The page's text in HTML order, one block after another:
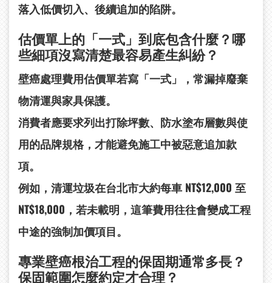
落入低價切入、後續追加的陷阱。
估價單上的「一式」到底包含什麼？哪
些細項沒寫清楚最容易產生糾紛？
壁癌處理費用估價單若寫「一式」，常漏掉廢棄
物清運與家具保護。
消費者應要求列出打除坪數、防水塗布層數與使
用的品牌規格，才能避免施工中被惡意追加款
項。
例如，清運垃圾在台北市大約每車 NT$12,000 至
NT$18,000，若未載明，這筆費用往往會變成工程
中途的強制加價項目。
專業壁癌根治工程的保固期通常多長？
保固範圍怎麼約定才合理？